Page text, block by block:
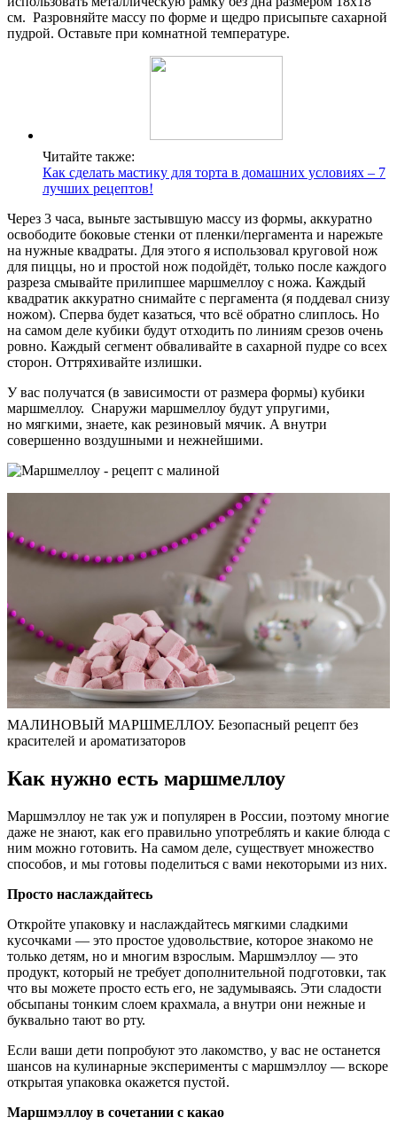
см. Разровняйте массу по форме и щедро присыпьте сахарной
пудрой. Оставьте при комнатной температуре.
Читайте также:
Как сделать мастику для торта в домашних условиях – 7
лучших рецептов!
Через 3 часа, выньте застывшую массу из формы, аккуратно
освободите боковые стенки от пленки/пергамента и нарежьте
на нужные квадраты. Для этого я использовал круговой нож
для пиццы, но и простой нож подойдёт, только после каждого
разреза смывайте прилипшее маршмеллоу с ножа. Каждый
квадратик аккуратно снимайте с пергамента (я поддевал снизу
ножом). Сперва будет казаться, что всё обратно слиплось. Но
на самом деле кубики будут отходить по линиям срезов очень
ровно. Каждый сегмент обваливайте в сахарной пудре со всех
сторон. Оттряхивайте излишки.
У вас получатся (в зависимости от размера формы) кубики
маршмеллоу. Снаружи маршмеллоу будут упругими,
но мягкими, знаете, как резиновый мячик. А внутри
совершенно воздушными и нежнейшими.
МАЛИНОВЫЙ МАРШМЕЛЛОУ. Безопасный рецепт без
красителей и ароматизаторов
Как нужно есть маршмеллоу
Маршмэллоу не так уж и популярен в России, поэтому многие
даже не знают, как его правильно употреблять и какие блюда с
ним можно готовить. На самом деле, существует множество
способов, и мы готовы поделиться с вами некоторыми из них.
Просто наслаждайтесь
Откройте упаковку и наслаждайтесь мягкими сладкими
кусочками — это простое удовольствие, которое знакомо не
только детям, но и многим взрослым. Маршмэллоу — это
продукт, который не требует дополнительной подготовки, так
что вы можете просто есть его, не задумываясь. Эти сладости
обсыпаны тонким слоем крахмала, а внутри они нежные и
буквально тают во рту.
Если ваши дети попробуют это лакомство, у вас не останется
шансов на кулинарные эксперименты с маршмэллоу — вскоре
открытая упаковка окажется пустой.
Маршмэллоу в сочетании с какао